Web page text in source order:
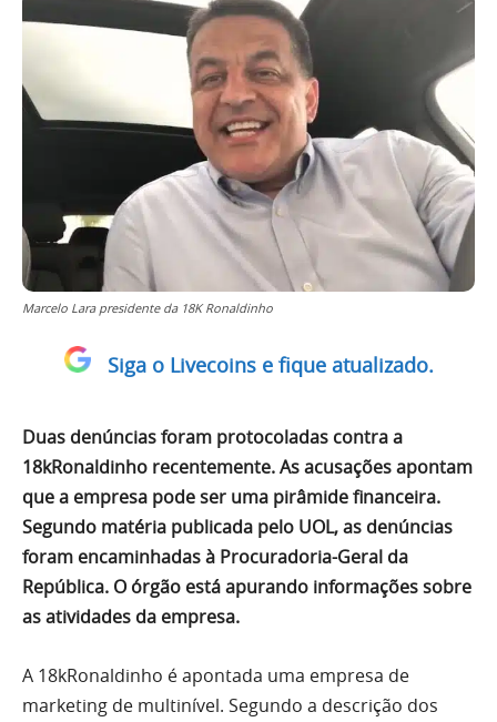
Marcelo Lara presidente da 18K Ronaldinho
Siga o Livecoins e fique atualizado.
Duas denúncias foram protocoladas contra a
18kRonaldinho recentemente. As acusações apontam
que a empresa pode ser uma pirâmide financeira.
Segundo matéria publicada pelo UOL, as denúncias
foram encaminhadas à Procuradoria-Geral da
República. O órgão está apurando informações sobre
as atividades da empresa.
A 18kRonaldinho é apontada uma empresa de
marketing de multinível. Segundo a descrição dos